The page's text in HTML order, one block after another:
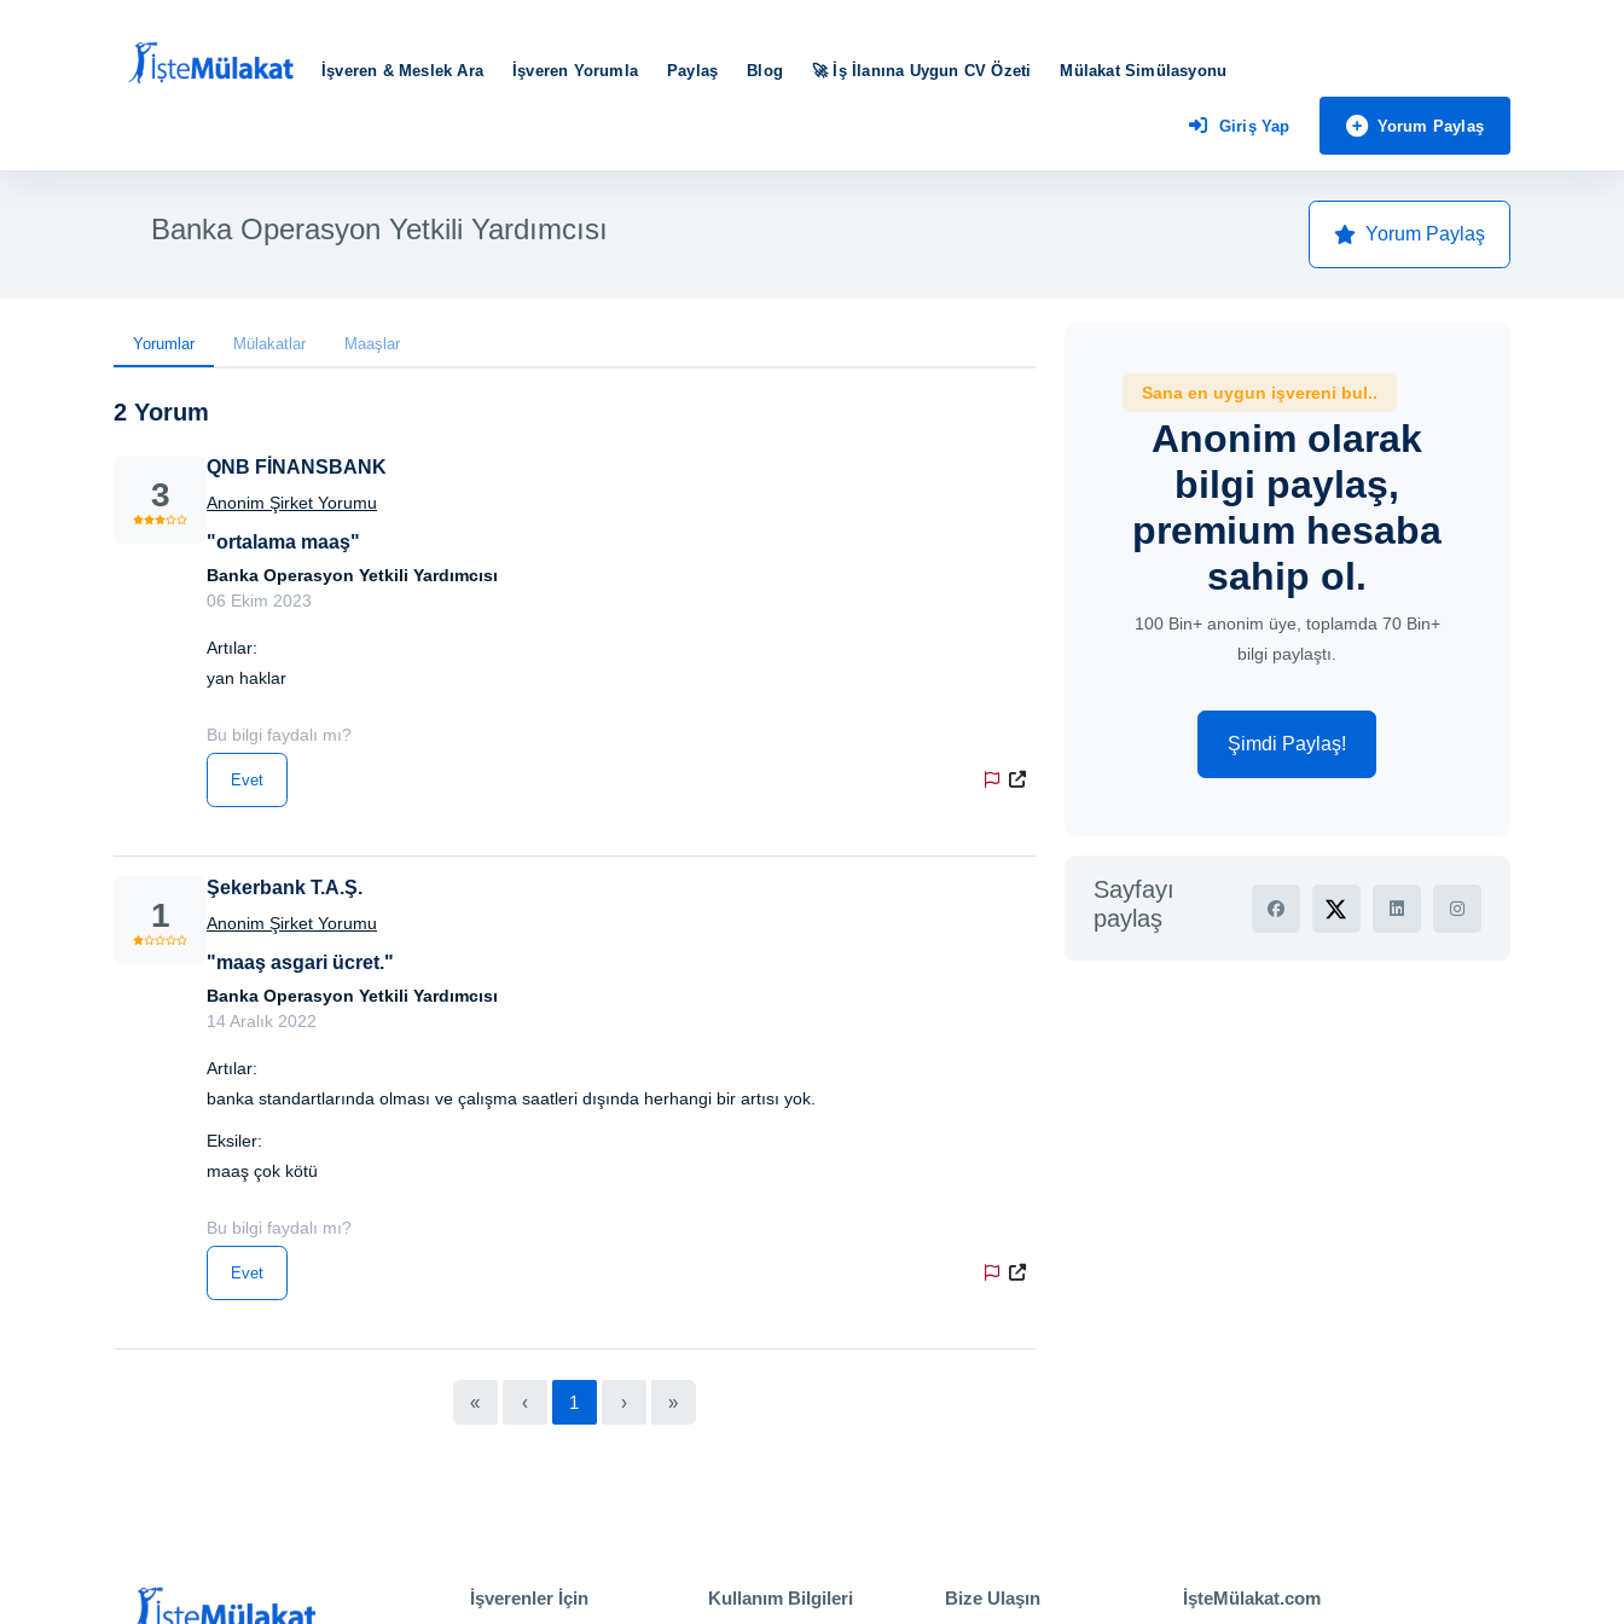
İşveren & Meslek Ara İşveren Yorumla Paylaş Blog 🚀 İş İlanına Uygun CV Özeti Mülakat Simülasyonu
Giriş Yap Yorum Paylaş
Banka Operasyon Yetkili Yardımcısı Yorum Paylaş
Yorumlar Mülakatlar Maaşlar
2 Yorum
3
QNB FİNANSBANK
Anonim Şirket Yorumu
"ortalama maaş"
Banka Operasyon Yetkili Yardımcısı
06 Ekim 2023
Artılar:
yan haklar
Bu bilgi faydalı mı?
Evet
1
Şekerbank T.A.Ş.
Anonim Şirket Yorumu
"maaş asgari ücret."
Banka Operasyon Yetkili Yardımcısı
14 Aralık 2022
Artılar:
banka standartlarında olması ve çalışma saatleri dışında herhangi bir artısı yok.
Eksiler:
maaş çok kötü
Bu bilgi faydalı mı?
Evet
« ‹ 1 › »
Sana en uygun işvereni bul..
Anonim olarak
bilgi paylaş,
premium hesaba
sahip ol.
100 Bin+ anonim üye, toplamda 70 Bin+
bilgi paylaştı.
Şimdi Paylaş!
Sayfayı
paylaş
İşverenler İçin Kullanım Bilgileri Bize Ulaşın İşteMülakat.com